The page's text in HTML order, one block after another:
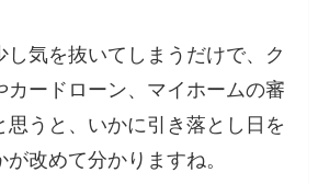
気を抜いてしまうだけで、ク
カードローン、マイホームの審
思うと、いかに引き落とし日を
改めて分かりますね。